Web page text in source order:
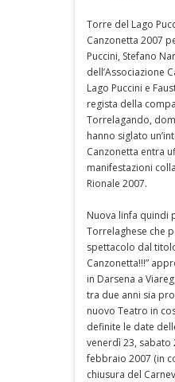
Torre del Lago
Canzonetta 2007
Puccini, Stefano
dell’Associazione
Lago Puccini e
regista della
Torrelagando,
hanno siglato
Canzonetta entra
manifestazioni
Rionale 2007.
Nuova linfa quindi
Torrelaghese che
spettacolo dal
Canzonetta!!!”
in Darsena a
tra due anni sia
nuovo Teatro in
definite le date
venerdì 23, sabato
febbraio 2007 (in
chiusura del